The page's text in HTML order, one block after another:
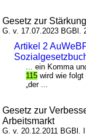
Gesetz zur
G. v. 17.07.2023 BGBl.
Artikel 2
... ein Komma
115 wird wie folgt
„der ...
Gesetz zur
Arbeitsmarkt
G. v. 20.12.2011 BGBl.